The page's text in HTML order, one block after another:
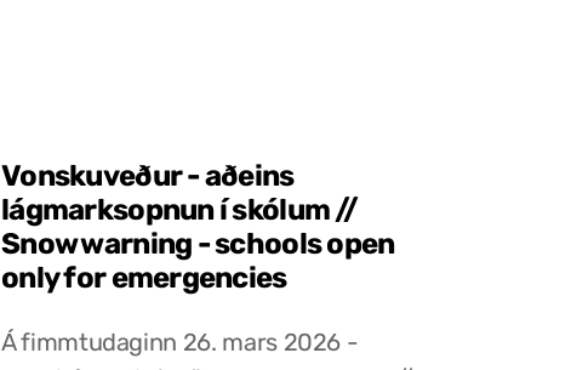
Vonskuveður - aðeins
lágmarksopnun í skólum //
Snow warning - schools open
only for emergencies
Á fimmtudaginn 26. mars 2026 -